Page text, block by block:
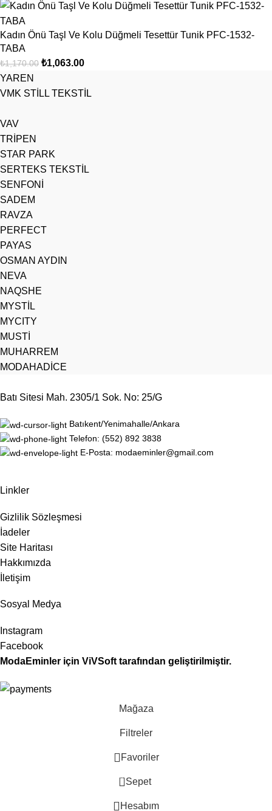
Kadın Önü Taşl Ve Kolu Düğmeli Tesettür Tunik PFC-1532-
TABA
₺1,170.00 ₺1,063.00
YAREN
VMK STİLL TEKSTİL
VAV
TRİPEN
STAR PARK
SERTEKS TEKSTİL
SENFONİ
SADEM
RAVZA
PERFECT
PAYAS
OSMAN AYDIN
NEVA
NAQSHE
MYSTİL
MYCITY
MUSTİ
MUHARREM
MODAHADİCE
Batı Sitesi Mah. 2305/1 Sok. No: 25/G
Batıkent/Yenimahalle/Ankara
Telefon: (552) 892 3838
E-Posta: modaeminler@gmail.com
Linkler
Gizlilik Sözleşmesi
İadeler
Site Haritası
Hakkımızda
İletişim
Sosyal Medya
Instagram
Facebook
ModaEminler için ViVSoft tarafından geliştirilmiştir.
Mağaza
Filtreler
Favoriler
0 Sepet
Hesabım